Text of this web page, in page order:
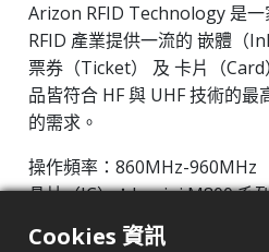
Arizon RFID Technology 是
RFID 產業提供一流的 嵌體（
票券（Ticket） 及 卡片（
品皆符合 HF 與 UHF 技術的最
的需求。
操作頻率：860MHz-960MHz
晶片（IC）：Impinj M800 系
協議：EPC Class1 Gen2 ‧
Cookies 資訊